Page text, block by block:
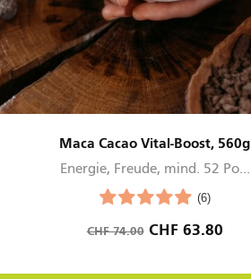
Maca Cacao Vital-Boost, 560g
Energie, Freude, mind. 52 Po...
(6)
Verkaufspreis
CHF 74.00 Preis
CHF 63.80